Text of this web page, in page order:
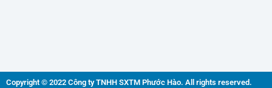
Copyright © 2022 Công ty TNHH SXTM Phước Hào. All rights reserved.